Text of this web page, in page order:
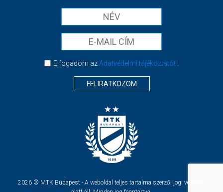
Elfogadom azAdatvédelmi tájékoztatót!
FELIRATKOZOM
2026 © MTK Budapest - A weboldal teljes tartalma szerzői jogi védelem